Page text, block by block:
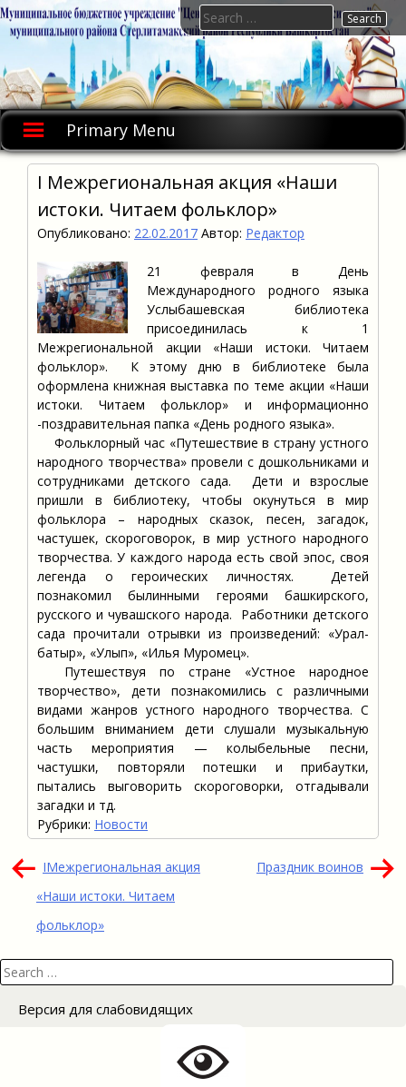
Skip
to
Primary Menu
Search
for:
I Межрегиональная акция «Наши
истоки. Читаем фольклор»
Опубликовано: 22.02.2017 Автор: Редактор
21 февраля в День
Международного родного языка
Услыбашевская библиотека
присоединилась к 1
Межрегиональной акции «Наши истоки. Читаем
фольклор». К этому дню в библиотеке была
оформлена книжная выставка по теме акции «Наши
истоки. Читаем фольклор» и информационно
-поздравительная папка «День родного языка».
Фольклорный час «Путешествие в страну устного
народного творчества» провели с дошкольниками и
сотрудниками детского сада. Дети и взрослые
пришли в библиотеку, чтобы окунуться в мир
фольклора – народных сказок, песен, загадок,
частушек, скороговорок, в мир устного народного
творчества. У каждого народа есть свой эпос, своя
легенда о героических личностях. Детей
познакомил былинными героями башкирского,
русского и чувашского народа. Работники детского
сада прочитали отрывки из произведений: «Урал-
батыр», «Улып», «Илья Муромец».
Путешествуя по стране «Устное народное
творчество», дети познакомились с различными
видами жанров устного народного творчества. С
большим вниманием дети слушали музыкальную
часть мероприятия — колыбельные песни,
частушки, повторяли потешки и прибаутки,
пытались выговорить скороговорки, отгадывали
загадки и тд.
Рубрики: Новости
Навигация
по
записям
IМежрегиональная акция
«Наши истоки. Читаем
фольклор»
Праздник воинов
Search
for:
Версия для слабовидящих